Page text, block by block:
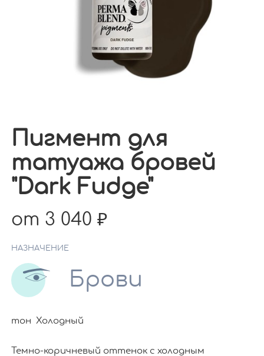
Пигмент для
татуажа бровей
"Dark Fudge"
от 3 040
НАЗНАЧЕНИЕ
Брови
тон Холодный
Темно-коричневый оттенок с холодным